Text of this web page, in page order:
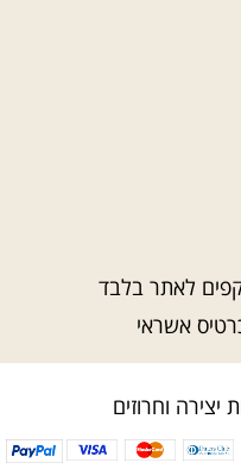
לאתר בלבד
אשראי